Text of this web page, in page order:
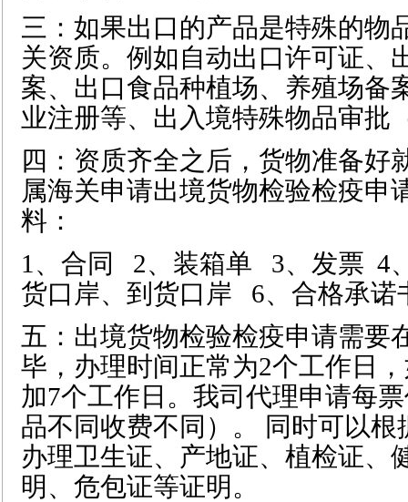
三：如果出口的产品是特殊的物
关资质。例如自动出口许可证、
案、出口食品种植场、养殖场备
业注册等、出入境特殊物品审批
四：资质齐全之后，货物准备好
属海关申请出境货物检验检疫申
料：
1、合同 2、装箱单 3、发票 4
货口岸、到货口岸 6、合格承诺
五：出境货物检验检疫申请需要
毕，办理时间正常为2个工作日
加7个工作日。我司代理申请每
品不同收费不同）。 同时可以
办理卫生证、产地证、植检证、
明、危包证等证明。